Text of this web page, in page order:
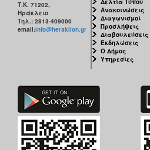
Τ.Κ. 71202,
Ηράκλειο
Τηλ.: 2813-409000
email:info@heraklion.gr
Ανακοινώσεις
Διαγωνισμοί
Προσλήψεις
Διαβουλεύσεις
Εκδηλώσεις
Ο Δήμος
Υπηρεσίες